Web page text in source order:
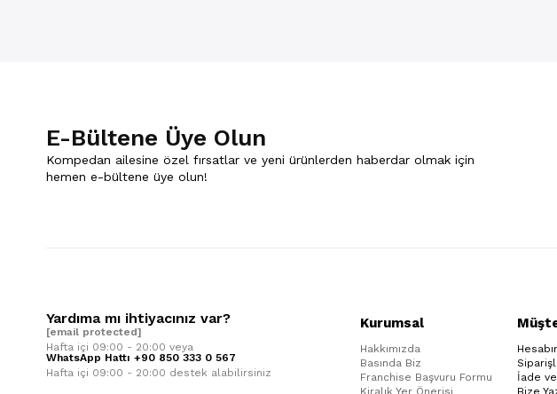
E-Bültene Üye Olun
Kompedan ailesine özel fırsatlar ve yeni ürünlerden haberdar olmak için
hemen e-bültene üye olun!
Yardıma mı ihtiyacınız var?
[email protected]
Hafta içi 09:00 - 20:00 veya
WhatsApp Hattı +90 850 333 0 567
Hafta içi 09:00 - 20:00 destek alabilirsiniz
Kurumsal
Hakkımızda
Basında Biz
Franchise Başvuru Formu
Kiralık Yer Önerisi
İade
Bize